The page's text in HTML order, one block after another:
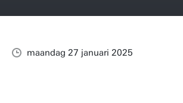
maandag 27 januari 2025